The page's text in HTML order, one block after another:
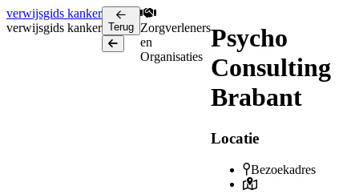
verwijsgids kanker
verwijsgids kanker Terug
Terug
Zorgverleners
en
Organisaties
Psycho
Consulting
Brabant
Locatie
Bezoekadres